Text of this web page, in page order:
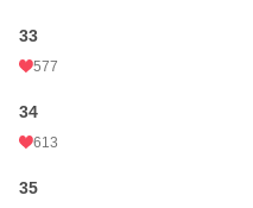
33
577
34
613
35